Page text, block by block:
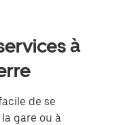
à
de se
gare ou à